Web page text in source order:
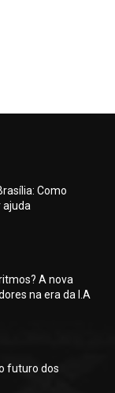
Como
ajuda
A nova
na era da I.A
futuro dos